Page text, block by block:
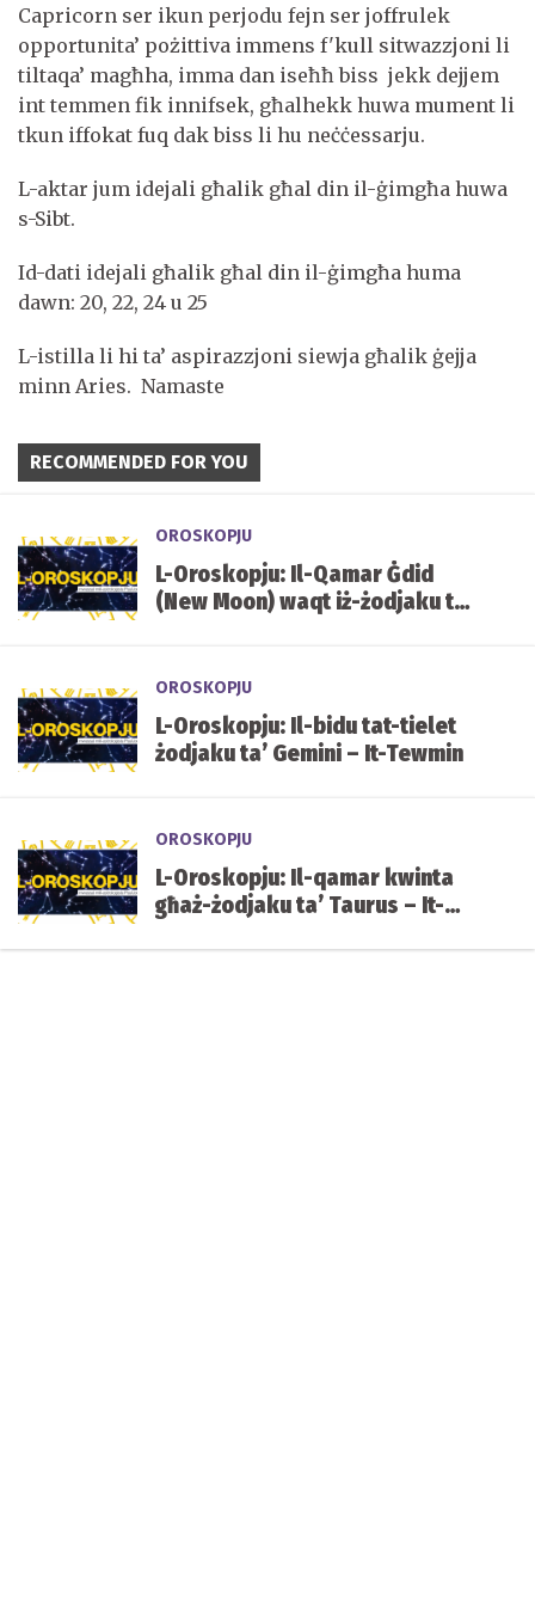
Capricorn ser ikun perjodu fejn ser joffrulek
opportunita’ pożittiva immens f'kull sitwazzjoni li
tiltaqa’ magħha, imma dan iseħħ biss jekk dejjem
int temmen fik innifsek, għalhekk huwa mument li
tkun iffokat fuq dak biss li hu neċċessarju.
L-aktar jum idejali għalik għal din il-ġimgħa huwa
s-Sibt.
Id-dati idejali għalik għal din il-ġimgħa huma
dawn: 20, 22, 24 u 25
L-istilla li hi ta’ aspirazzjoni siewja għalik ġejja
minn Aries. Namaste
RECOMMENDED FOR YOU
OROSKOPJU
L-Oroskopju: Il-Qamar Ġdid
(New Moon) waqt iż-żodjaku ta’
OROSKOPJU
L-Oroskopju: Il-bidu tat-tielet
żodjaku ta’ Gemini – It-Tewmin
OROSKOPJU
L-Oroskopju: Il-qamar kwinta
għaż-żodjaku ta’ Taurus – It-